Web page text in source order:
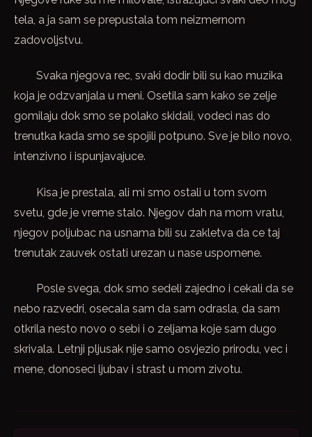
tela, a ja sam se prepustala tom neizmernom
zadovoljstvu.
Svaka njegova rec, svaki dodir bili su kao muzika
koja je odzvanjala u meni. Osetila sam kako se zelje
gomilaju dok smo se polako skidali, vodeci nas do
trenutka kada smo se spojili potpuno. Sve je bilo novo,
intenzivno i ispunjavajuce.
Kisa je prestala, ali mi smo ostali u tom svom
svetu, gde je vreme stalo. Njegov dah na mom vratu,
njegov poljubac na usnama bili su zakletva da ce taj
trenutak zauvek ostati urezan u nase uspomene.
Posle svega, dok smo sedeli zajedno i cekali da se
nebo razvedri, osecala sam da sam odrasla, da sam
otkrila nesto novo o sebi i o zeljama koje sam dugo
skrivala. Letnji pljusak nije samo osvjezio prirodu, vec i
mene, donoseci ljubav i strast u mom zivotu.